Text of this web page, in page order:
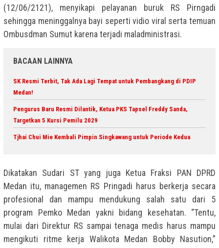
(12/06/2121), menyikapi pelayanan buruk RS Pirngadi
sehingga meninggalnya bayi seperti vidio viral serta temuan
Ombusdman Sumut karena terjadi maladministrasi.
BACAAN LAINNYA
SK Resmi Terbit, Tak Ada Lagi Tempat untuk Pembangkang di PDIP
Medan!
Pengurus Baru Resmi Dilantik, Ketua PKS Tapsel Freddy Sanda,
Targetkan 5 Kursi Pemilu 2029
Tjhai Chui Mie Kembali Pimpin Singkawang untuk Periode Kedua
Dikatakan Sudari ST yang juga Ketua Fraksi PAN DPRD
Medan itu, managemen RS Pringadi harus berkerja secara
profesional dan mampu mendukung salah satu dari 5
program Pemko Medan yakni bidang kesehatan. “Tentu,
mulai dari Direktur RS sampai tenaga medis harus mampu
mengikuti ritme kerja Walikota Medan Bobby Nasution,”